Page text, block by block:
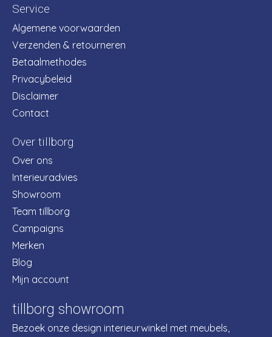
Service
Algemene voorwaarden
Verzenden & retourneren
Betaalmethodes
Privacybeleid
Disclaimer
Contact
Over tillborg
Over ons
Interieuradvies
Showroom
Team tillborg
Campaigns
Merken
Blog
Mijn account
tillborg showroom
Bezoek onze design interieurwinkel met meubels,